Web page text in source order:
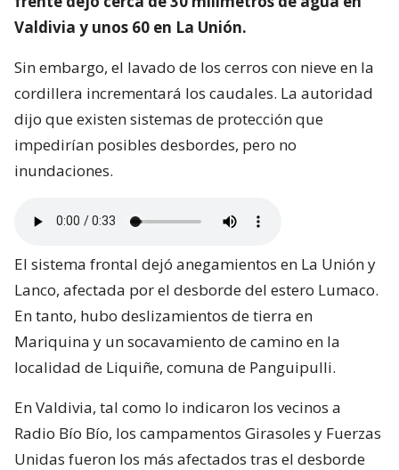
Valdivia y unos 60 en La Unión.
Sin embargo, el lavado de los cerros con nieve en la
cordillera incrementará los caudales. La autoridad
dijo que existen sistemas de protección que
impedirían posibles desbordes, pero no
inundaciones.
El sistema frontal dejó anegamientos en La Unión y
Lanco, afectada por el desborde del estero Lumaco.
En tanto, hubo deslizamientos de tierra en
Mariquina y un socavamiento de camino en la
localidad de Liquiñe, comuna de Panguipulli.
En Valdivia, tal como lo indicaron los vecinos a
Radio Bío Bío, los campamentos Girasoles y Fuerzas
Unidas fueron los más afectados tras el desborde